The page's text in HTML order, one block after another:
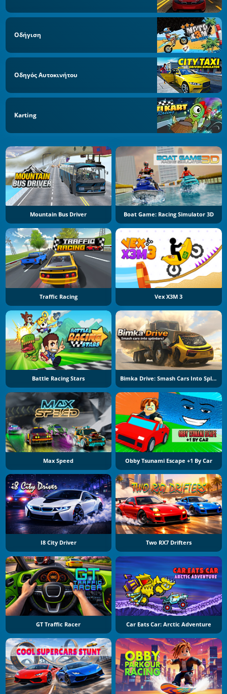
Οδήγιση
Οδηγός Αυτοκινήτου
Karting
Mountain Bus Driver Boat Game: Racing Simulator 3D
Traffic Racing Vex X3M 3
Battle Racing Stars Bimka Drive: Smash Cars Into Splinters
Max Speed Obby Tsunami Escape +1 By Car
I8 City Driver Two RX7 Drifters
GT Traffic Racer Car Eats Car: Arctic Adventure